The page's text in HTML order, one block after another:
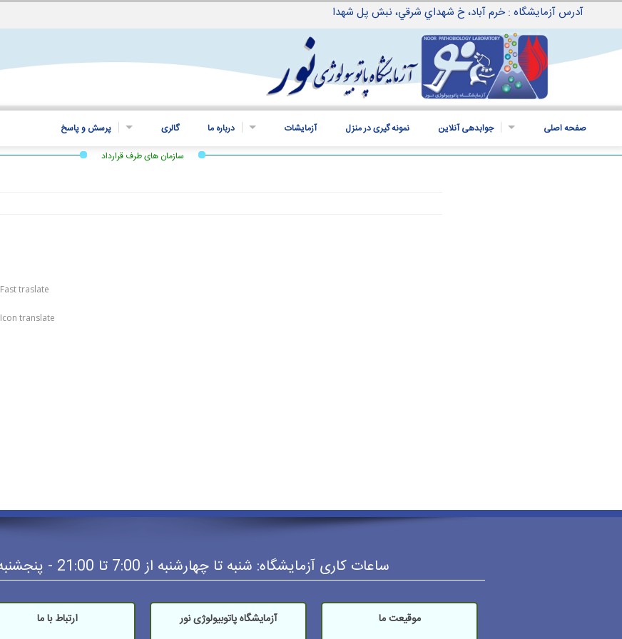
آدرس آزمایشگاه : خرم آباد، خ شهداي شرقي، نبش پل شهدا
پرسش و پاسخ گالری درباره ما آزمایشات نمونه گیری در منزل جوابدهی آنلاین
صفحه اصلی
سازمان های طرف قرارداد
Fast traslate
Icon translate
ساعات کاری آزمایشگاه: شنبه تا چهارشنبه از 7:00 تا 21:00 - پنجشنبه از 7:00 تا 20:00
ارتباط با ما آزمایشگاه پاتوبیولوژی نور موقیعت ما